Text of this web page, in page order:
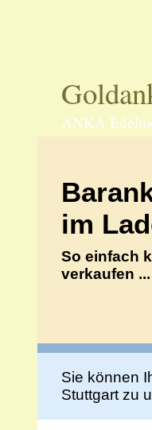
ANKA
im
So einfach
verkaufen ...
Sie können
Stuttgart zu